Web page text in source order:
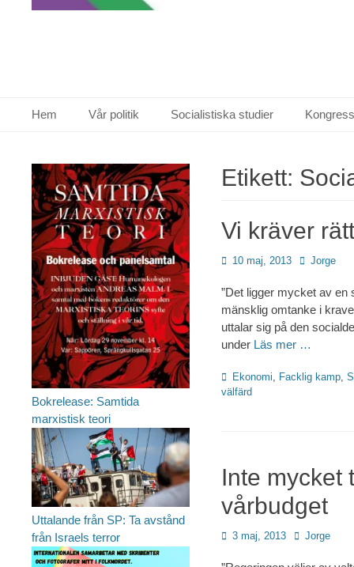
Primär meny
Hem Vår politik Socialistiska studier
Etikett:
Vi kräver
Publicerad
10 maj, 2013 Författare
Jorge
”Det ligger mycket av en
mänsklig omtanke i
uttalar sig på den
under Läs mer …
Kategorier
Ekonomi Facklig kamp
välfärd
Inte mycket
vårbudget
Publicerad
3 maj, 2013 Författare
Jorge
Bokrelease: Samtida
marxistisk teori
Uttalande från SP: Ta avstånd
från Israels terror